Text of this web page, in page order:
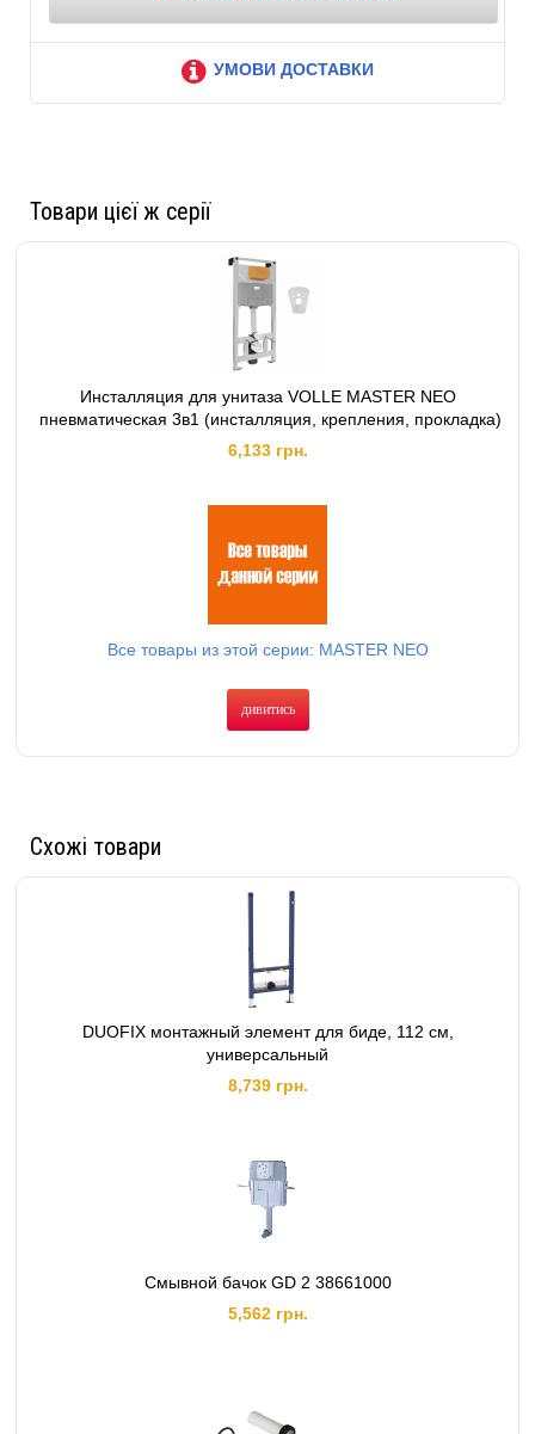
УМОВИ ДОСТАВКИ
Товари цієї ж серії
Инсталляция для унитаза VOLLE MASTER NEO
пневматическая 3в1 (инсталляция, крепления, прокладка)
6,133 грн.
Все товары из этой серии: MASTER NEO
дивитись
Схожі товари
DUOFIX монтажный элемент для биде, 112 см,
универсальный
8,739 грн.
Смывной бачок GD 2 38661000
5,562 грн.